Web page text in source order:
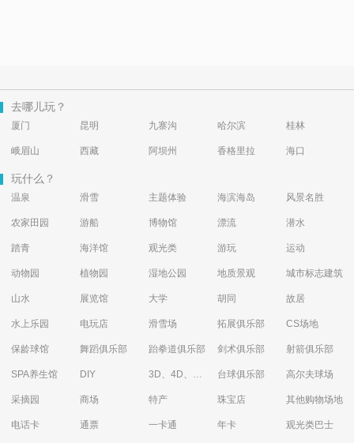
去哪儿玩？
厦门 昆明 九寨沟 哈尔滨 桂林
峨眉山 西藏 阿坝州 香格里拉 海口
玩什么？
温泉 滑雪 主题体验 海滨海岛 风景名胜
农家田园 游船 博物馆 漂流 潜水
踏青 海洋馆 观光类 游玩 运动
动物园 植物园 湿地公园 地质景观 城市标志建筑
山水 展览馆 大学 胡同 故居
水上乐园 电玩店 滑雪场 拓展俱乐部 CS场地
保龄球馆 舞蹈俱乐部 跆拳道俱乐部 剑术俱乐部 射箭俱乐部
SPA养生馆 DIY 3D、4D、5D艺术体验馆 台球俱乐部 高尔夫球场
采摘园 商场 特产 珠宝店 其他购物场地
电话卡 通票 一卡通 年卡 观光类巴士